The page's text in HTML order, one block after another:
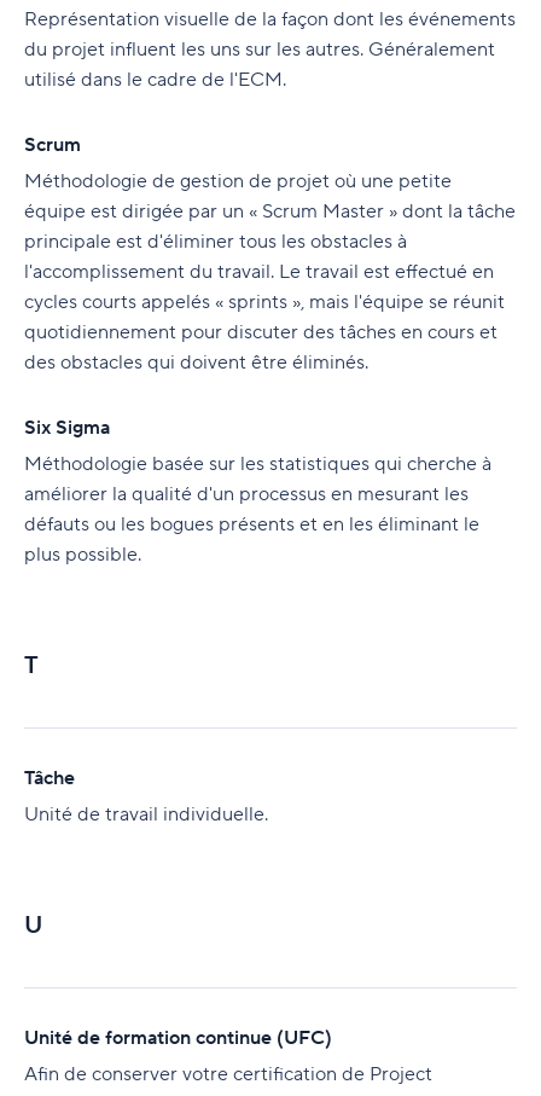
Représentation visuelle de la façon dont les événements
du projet influent les uns sur les autres. Généralement
utilisé dans le cadre de l'ECM.
Scrum
Méthodologie de gestion de projet où une petite
équipe est dirigée par un « Scrum Master » dont la tâche
principale est d'éliminer tous les obstacles à
l'accomplissement du travail. Le travail est effectué en
cycles courts appelés « sprints », mais l'équipe se réunit
quotidiennement pour discuter des tâches en cours et
des obstacles qui doivent être éliminés.
Six Sigma
Méthodologie basée sur les statistiques qui cherche à
améliorer la qualité d'un processus en mesurant les
défauts ou les bogues présents et en les éliminant le
plus possible.
T
Tâche
Unité de travail individuelle.
U
Unité de formation continue (UFC)
Afin de conserver votre certification de Project